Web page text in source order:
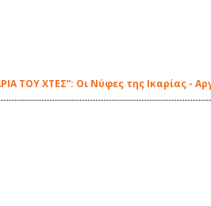
ΤΟΥ ΧΤΕΣ”: Οι Νύφες της Ικαρίας -